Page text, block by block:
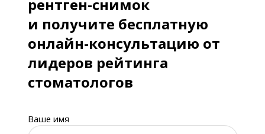
рентген-снимок
и получите бесплатную
онлайн-консультацию от
лидеров рейтинга
стоматологов
Ваше имя